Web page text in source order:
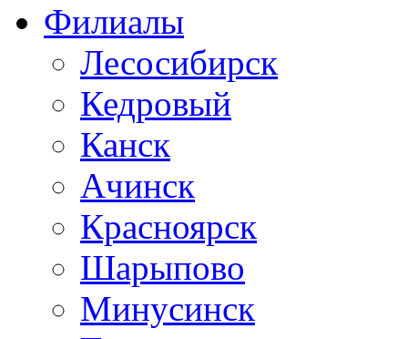
Филиалы
Лесосибирск
Кедровый
Канск
Ачинск
Красноярск
Шарыпово
Минусинск